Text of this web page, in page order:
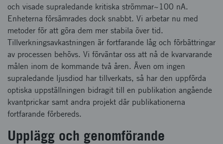
och visade supraledande kritiska strömmar~100 nA.
Enheterna försämrades dock snabbt. Vi arbetar nu med
metoder för att göra dem mer stabila över tid.
Tillverkningsavkastningen är fortfarande låg och förbättringar
av processen behövs. Vi förväntar oss att nå de kvarvarande
målen inom de kommande två åren. Även om ingen
supraledande ljusdiod har tillverkats, så har den uppförda
optiska uppställningen bidragit till en publikation angående
kvantprickar samt andra projekt där publikationerna
fortfarande förbereds.
Upplägg och genomförande